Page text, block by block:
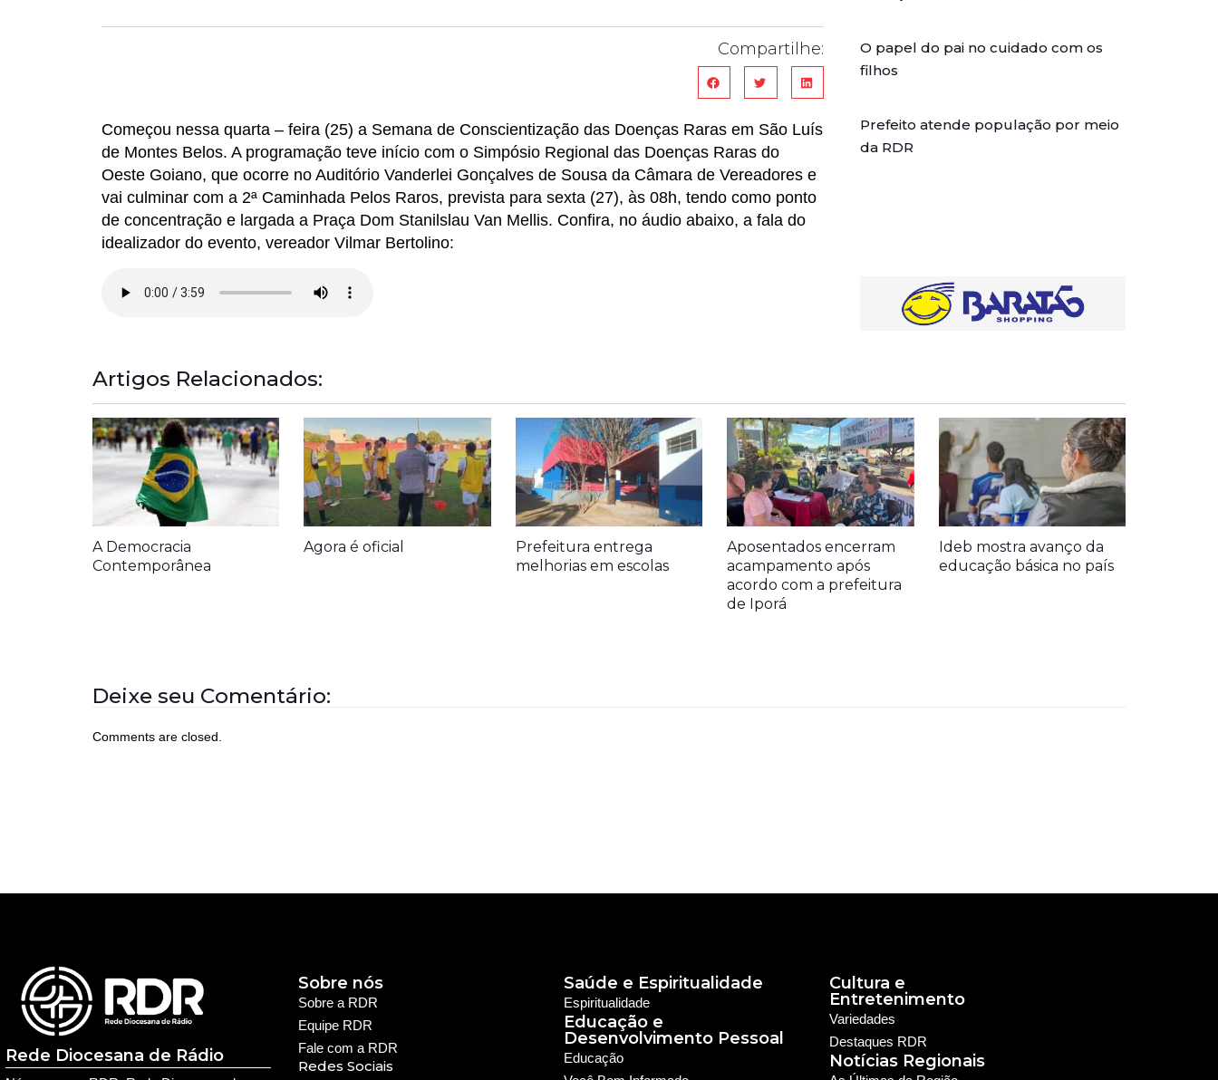
Compartilhe:
Começou nessa quarta – feira (25) a Semana de Conscientização das Doenças Raras em São Luís
de Montes Belos. A programação teve início com o Simpósio Regional das Doenças Raras do
Oeste Goiano, que ocorre no Auditório Vanderlei Gonçalves de Sousa da Câmara de Vereadores e
vai culminar com a 2ª Caminhada Pelos Raros, prevista para sexta (27), às 08h, tendo como ponto
de concentração e largada a Praça Dom Stanilslau Van Mellis. Confira, no áudio abaixo, a fala do
idealizador do evento, vereador Vilmar Bertolino:
O papel do pai no cuidado com os
filhos
Prefeito atende população por meio
da RDR
Artigos Relacionados:
A Democracia
Contemporânea
Agora é oficial
Prefeitura entrega
melhorias em escolas
Aposentados encerram
acampamento após
acordo com a prefeitura
de Iporá
Ideb mostra avanço da
educação básica no país
Deixe seu Comentário:
Comments are closed.
Rede Diocesana de Rádio
Sobre a RDR
Equipe RDR
Fale com a RDR
Redes Sociais
Sobre nós Saúde e Espiritualidade
Espiritualidade
Educação e
Desenvolvimento Pessoal
Educação
Cultura e
Entretenimento
Notícias Regionais
Variedades
Destaques RDR